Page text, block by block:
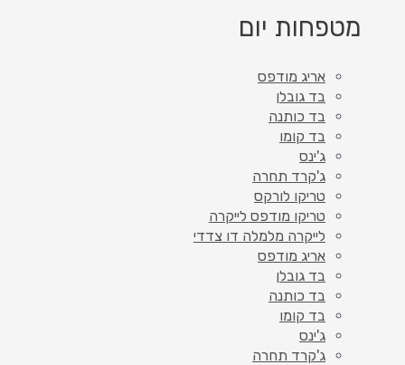
מטפחות יום
אריג מודפס
בד גובלן
בד כותנה
בד קומו
ג'ינס
ג'קרד תחרה
טריקו לורקס
טריקו מודפס לייקרה
לייקרה מלמלה דו צדדי
אריג מודפס
בד גובלן
בד כותנה
בד קומו
ג'ינס
ג'קרד תחרה